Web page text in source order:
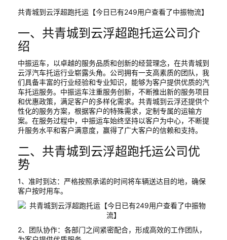
共青城到云浮超跑托运【今日已有249用户查看了中振物流】
一、共青城到云浮超跑托运公司介
绍
中振运车，以卓越的服务品质和创新的经营理念，在共青城到
云浮汽车托运行业崭露头角。公司拥有一支高素质的团队，我
们具备丰富的行业经验和专业知识，能够为客户提供优质的汽
车托运服务。中振运车注重服务创新，不断推出新的服务项目
和优惠政策，满足客户的多样化需求。共青城到云浮还提供个
性化的服务方案，根据客户的特殊需求，定制专属的运输方
案。在服务过程中，中振运车始终坚持以客户为中心，不断提
升服务水平和客户满意度，赢得了广大客户的信赖和支持。
二、共青城到云浮超跑托运公司优
势
1、准时到达：严格按照承诺的时间将车辆送达目的地，确保
客户按时用车。
2、团队协作：各部门之间紧密配合，形成高效的工作团队，